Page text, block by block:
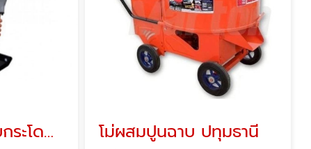
เครื่องตบดินแบบกระโดด-ปทุมธานี โม่ผสมปูนฉาบ ปทุมธานี